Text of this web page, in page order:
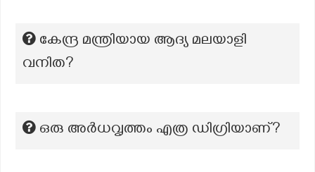
കേന്ദ്ര മന്ത്രിയായ ആദ്യ മലയാളി
വനിത?
ഒരു അർധവൃത്തം എത്ര ഡിഗ്രിയാണ്?